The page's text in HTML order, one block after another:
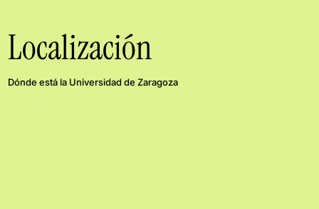
Localización
Dónde está la Universidad de Zaragoza